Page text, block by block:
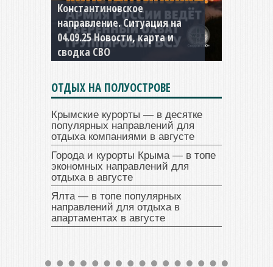
Константиновское
направление. Ситуация на
04.09.25 Новости, карта и
сводка СВО
ОТДЫХ НА ПОЛУОСТРОВЕ
Крымские курорты — в десятке
популярных направлений для
отдыха компаниями в августе
Города и курорты Крыма — в топе
экономных направлений для
отдыха в августе
Ялта — в топе популярных
направлений для отдыха в
апартаментах в августе